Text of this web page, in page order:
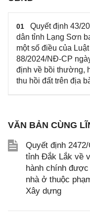
01
Quyết định 43/
dân tỉnh Lạng Sơn
một số điều của
88/2024/NĐ-CP
định về bồi thường,
thu hồi đất trên địa
VĂN BẢN CÙNG
Quyết định
tỉnh Đắk Lắk về
hành chính
nhà ở thuộc
Xây dựng